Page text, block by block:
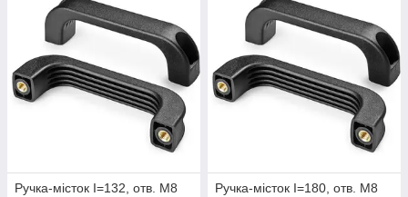
Ручка-місток I=132, отв. М8
Ручка-місток I=180, отв. М8